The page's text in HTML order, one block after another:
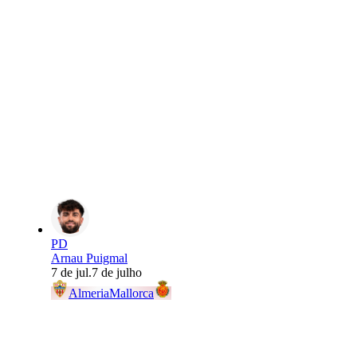
PD
Arnau Puigmal
7 de jul.7 de julho
AlmeriaMallorca